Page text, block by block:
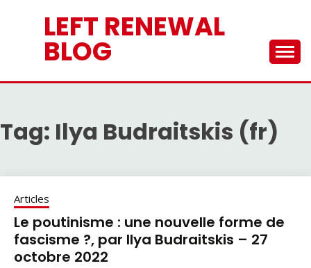
LEFT RENEWAL
BLOG
Tag: Ilya Budraitskis (fr)
Articles
Le poutinisme : une nouvelle forme de
fascisme ?, par Ilya Budraitskis – 27
octobre 2022